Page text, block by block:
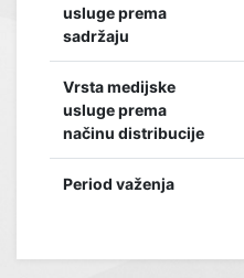
usluge prema
sadržaju
Vrsta medijske
usluge prema
načinu distribucije
Period važenja